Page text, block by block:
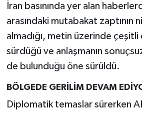
İran basınında yer alan
arasındaki mutabakat zaptının
almadığı, metin üzerinde
sürdüğü ve anlaşmanın
de bulunduğu öne sürüldü.
BÖLGEDE GERİLİM DEVAM
Diplomatik temaslar sürerken